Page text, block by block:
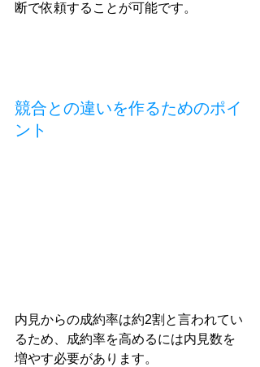
断で依頼することが可能です。
競合との違いを作るためのポイ
ント
内見からの成約率は約2割と言われてい
るため、成約率を高めるには内見数を
増やす必要があります。